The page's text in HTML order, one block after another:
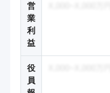
営
業
利
益
役
員